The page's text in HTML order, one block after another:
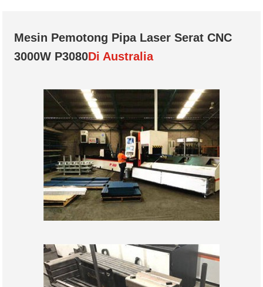
Mesin Pemotong Pipa Laser Serat CNC
3000W P3080Di Australia